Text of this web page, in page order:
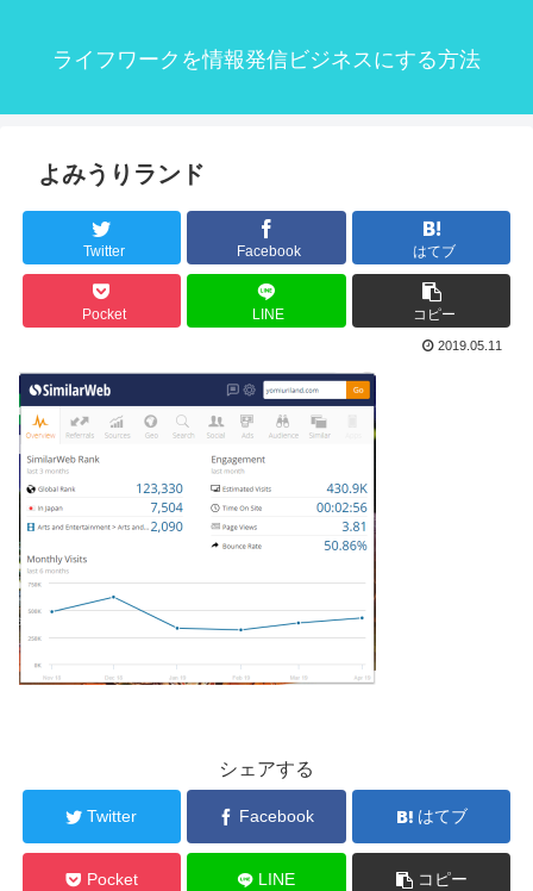
ライフワークを情報発信ビジネスにする方法
よみうりランド
Twitter Facebook はてブ
Pocket LINE コピー
2019.05.11
シェアする
Twitter Facebook はてブ
Pocket LINE コピー